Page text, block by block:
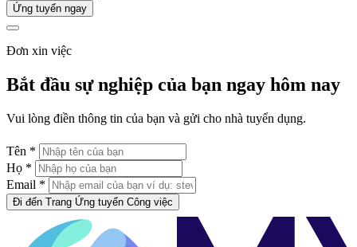
Ứng tuyển ngay
Đơn xin việc
Bắt đầu sự nghiệp của bạn ngay hôm nay
Vui lòng điền thông tin của bạn và gửi cho nhà tuyển dụng.
Tên *
Họ *
Email *
Đi đến Trang Ứng tuyển Công việc